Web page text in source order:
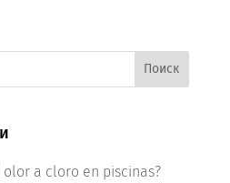
a cloro en piscinas?